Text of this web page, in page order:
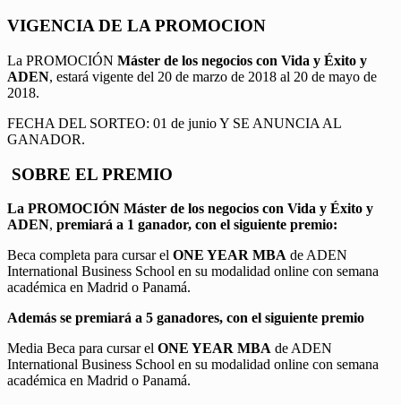
VIGENCIA DE LA PROMOCION
La PROMOCIÓN Máster de los negocios con Vida y Éxito y
ADEN, estará vigente del 20 de marzo de 2018 al 20 de mayo de
2018.
FECHA DEL SORTEO: 01 de junio Y SE ANUNCIA AL
GANADOR.
SOBRE EL PREMIO
La PROMOCIÓN Máster de los negocios con Vida y Éxito y
ADEN, premiará a 1 ganador, con el siguiente premio:
Beca completa para cursar el ONE YEAR MBA de ADEN
International Business School en su modalidad online con semana
académica en Madrid o Panamá.
Además se premiará a 5 ganadores, con el siguiente premio
Media Beca para cursar el ONE YEAR MBA de ADEN
International Business School en su modalidad online con semana
académica en Madrid o Panamá.